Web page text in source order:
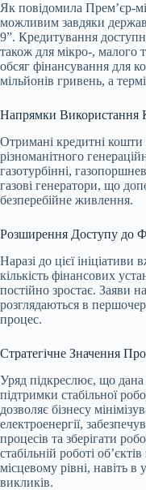
Як повідомила Прем’єр-
можливим завдяки
9”. Кредитування
також для мікро-, малого
обсяг фінансування для
мільйонів гривень, а
Напрямки Використання
Отримані кредитні
різноманітного
газотурбінні,
газові генератори, що
безперебійне живлення.
Розширення Доступу до
Наразі до цієї
кількість фінансових
постійно зростає. Заяви
розглядаються в
процес.
Стратегічне Значення
Уряд підкреслює, що дана
підтримки стабільної
дозволяє бізнесу
електроенергії,
процесів та зберігати
стабільній роботі
місцевому рівні, навіть
викликів.